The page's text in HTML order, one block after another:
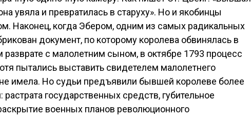
увяла и превратилась в старуху». Но и якобинцы
Наконец, когда Эбером, одним из самых радикальных
документ, по которому королева обвинялась в
с малолетним сыном, в октябре 1793 процесс
пытались выставить свидетелем малолетнего
имела. Но судьи предъявили бывшей королеве более
государственных средств, губительное
военных планов революционного